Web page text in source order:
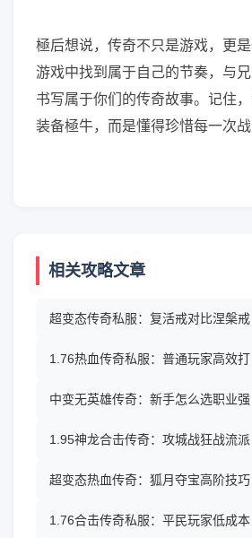
極后想说，传奇不只是游戏，更
游戏中找到属于自己的节奏，与
书写属于你们的传奇故事。记住
装备極牛，而是懂得珍惜每一次战
相关攻略文章
超变态传奇私服：复活戒对比涅槃戒
1.76热血传奇私服：普通玩家高效打
中变无英雄传奇：新手怎么选职业强
1.95神龙合击传奇：攻城战狂战流派
超变态热血传奇：狐月夺宝高阶技巧
1.76合击传奇私服：平民玩家低成本